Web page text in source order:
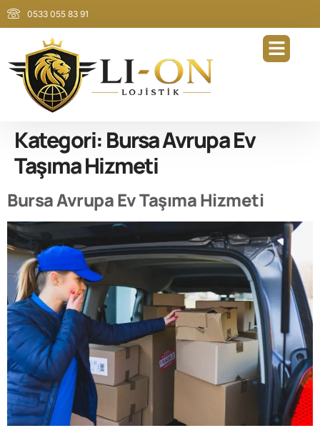
0533 055 83 91
Kategori:Bursa Avrupa Ev
Taşıma Hizmeti
Bursa Avrupa Ev Taşıma Hizmeti